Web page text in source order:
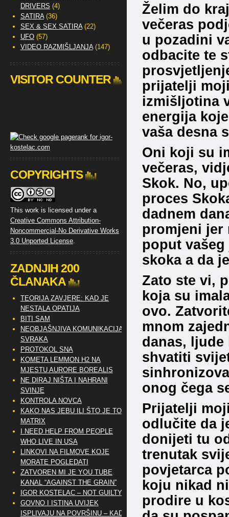
Želim do
večeras
u pozadini
odbacite te
prijatelji
izmišljotina
energija
vaša desna
Oni koji su
večeras,
Skok. No,
proces
dadnem
promjeni jer
poput
skoka a da
Zato ste vi,
koja su
ovo.
mnom
danas, ljude
shvatiti
onog čega
Prijatelji
odlučite da
donijeti tu
trenutak
povjetarca
koju nikad
prodire u
DRIVERS (4)
SATIRA(36)
SEX & SEX SATIRA(22)
UFO(57)
VIDEO RAZMIŠLJANJA(147)
VISITOR COUNTER
COPYRIGHTS
This work is licensed under a
Creative Commons Attribution-
Noncommercial-No Derivative Works
3.0 Unported License.
ZADNJIH 200
ČLANAKA
TEORIJA ZAVJERE: KAD JE
NESTALA OPATIJA
BITI SAM
NEOBJAŠNJIVA KOMUNIKACIJA
SVRAKA
PROTOKOL SNA
KOMETA LEMMON H2 NA
MJESTU AURORE BOREALIS
NE DIRAJ NIŠTA I NAHRANI
SVINJE
KONTROLA NOVCA
KAKO NAS JEBU ILI ŠTO JE TO
MATRIX
I NEED HELP FROM PEOPLE
WHO LIVE IN USA
LINKOVI NA FILMOVE KOJE
MORATE POGLEDATI
ZATVOREN MI JE YOU TUBE
KANAL “AGAINST THE GRAIN”
IGOR KOSTELAC – NOT GUILTY
GOVNO I ISTINA UVIJEK
ISPLIVAJU NA POVRŠINU – KAD